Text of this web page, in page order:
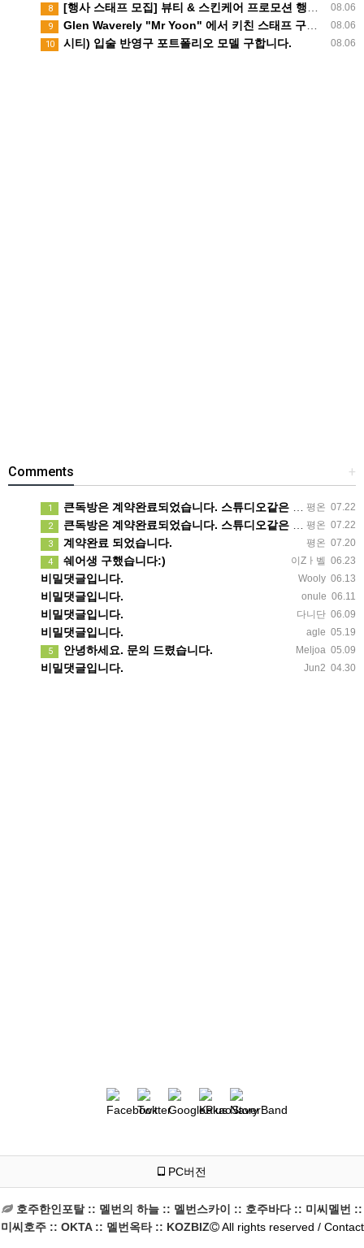
08.06
8 [행사 스태프 모집] 뷰티 & 스킨케어 프로모션 행사 도우미 모집
08.06
9 Glen Waverely "Mr Yoon" 에서 키친 스태프 구인합니다!
08.06
10 시티) 입술 반영구 포트폴리오 모델 구합니다.
+
Comments
평온 07.22
1 큰독방은 계약완료되었습니다. 스튜디오같은 가장큰방을 2인동시 또는 혼자서 큰독방으로도 즉시입주 가능합니다.
평온 07.22
2 큰독방은 계약완료되었습니다. 스튜디오같은 가장큰방을 2인동시 또는 혼자서 큰독방으로도 즉시입주 가능합니다.
평온 07.20
3 계약완료 되었습니다.
이Zㅏ벨 06.23
4 쉐어생 구했습니다:)
Wooly 06.13
비밀댓글입니다.
onule 06.11
비밀댓글입니다.
다니단 06.09
비밀댓글입니다.
agle 05.19
비밀댓글입니다.
Meljoa 05.09
5 안녕하세요. 문의 드렸습니다.
Jun2 04.30
비밀댓글입니다.
PC버전
호주한인포탈 :: 멜번의 하늘 :: 멜번스카이 :: 호주바다 :: 미씨멜번 ::
미씨호주 :: OKTA :: 멜번옥타 :: KOZBIZ
All rights reserved / Contact